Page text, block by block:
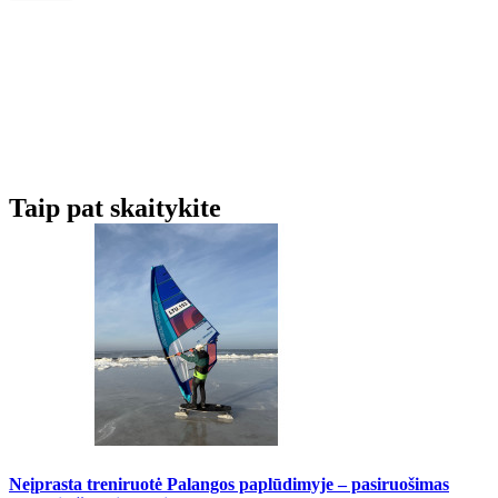
Taip pat skaitykite
Neįprasta treniruotė Palangos paplūdimyje – pasiruošimas